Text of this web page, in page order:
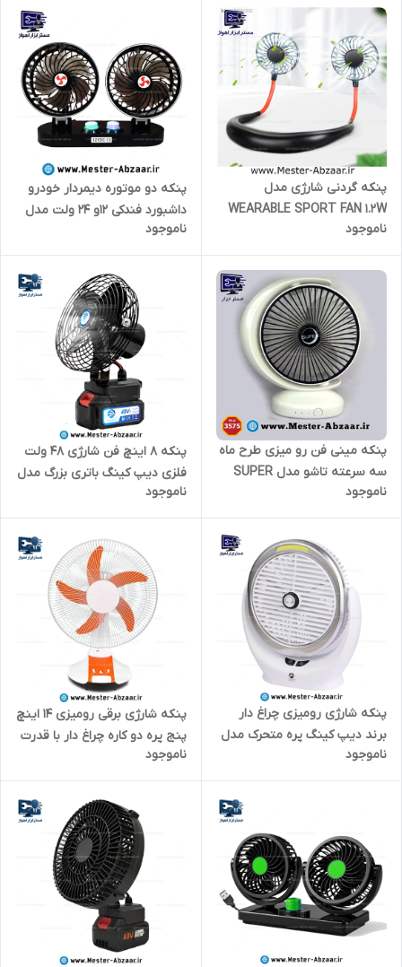
مدل WEIDASI WD-246
پنکه گردنی شارژی مدل
WEARABLE SPORT FAN 1.2W
ناموجود
پنکه دو موتوره دیمردار خودرو
داشبورد فندکی 12و 24 ولت مدل
car fan 1224v مینی فن
ناموجود
پنکه مینی فن رو میزی طرح ماه
سه سرعته تاشو مدل SUPER
FAN 3575 رومیزی شارژی
ناموجود
پنکه 8 اینچ فن شارژی 48 ولت
فلزی دیپ کینگ باتری بزرگ مدل
deepking dk-136
ناموجود
پنکه شارژی رومیزی چراغ دار
برند دیپ کینگ پره متحرک مدل
DK-127
ناموجود
پنکه شارژی برقی رومیزی 14 اینچ
پنج پره دو کاره چراغ دار با قدرت
پرتاب ویداسی فن مدل
WEIDASI WD-257
ناموجود